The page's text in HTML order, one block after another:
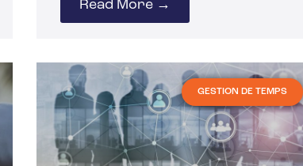
Read More →
GESTION DE TEMPS